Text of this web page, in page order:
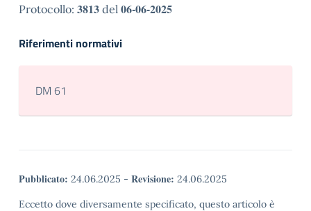
Protocollo: 3813 del 06-06-2025
Riferimenti normativi
DM 61
Pubblicato: 24.06.2025 - Revisione: 24.06.2025
Eccetto dove diversamente specificato, questo articolo è